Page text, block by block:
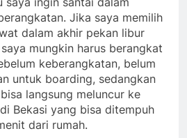
Jika saya memilih
dalam akhir pekan libur
mungkin harus berangkat
keberangkatan, belum
untuk boarding, sedangkan
langsung meluncur ke
Bekasi yang bisa ditempuh
dari rumah.